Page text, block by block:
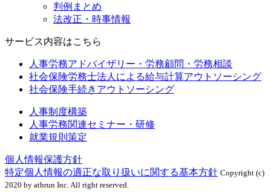
判例まとめ
法改正・時事情報
サービス内容はこちら
人事労務アドバイザリー・労務顧問・労務相談
社会保険労務士法人による給与計算アウトソーシング
社会保険手続きアウトソーシング
人事制度構築
人事労務関連セミナー・研修
就業規則策定
個人情報保護方針
特定個人情報の適正な取り扱いに関する基本方針 Copyright (c)
2020 by athrun Inc. All right reserved.